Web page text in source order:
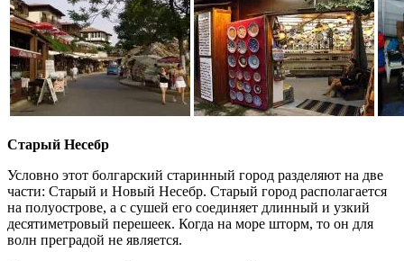
Старый Несебр
Условно этот болгарский старинный город разделяют на две
части: Старый и Новый Несебр. Старый город располагается
на полуострове, а с сушей его соединяет длинный и узкий
десятиметровый перешеек. Когда на море шторм, то он для
волн преградой не является.